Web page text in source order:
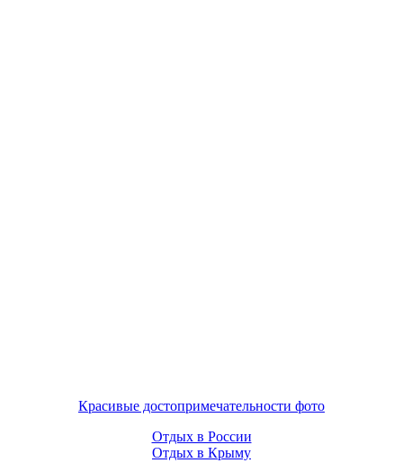
Красивые достопримечательности фото
Отдых в России
Отдых в Крыму